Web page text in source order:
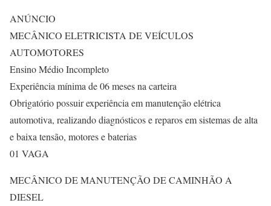
ANÚNCIO
MECÂNICO ELETRICISTA DE VEÍCULOS
AUTOMOTORES
Ensino Médio Incompleto
Experiência mínima de 06 meses na carteira
Obrigatório possuir experiência em manutenção elétrica
automotiva, realizando diagnósticos e reparos em sistemas de alta
e baixa tensão, motores e baterias
01 VAGA
MECÂNICO DE MANUTENÇÃO DE CAMINHÃO A
DIESEL